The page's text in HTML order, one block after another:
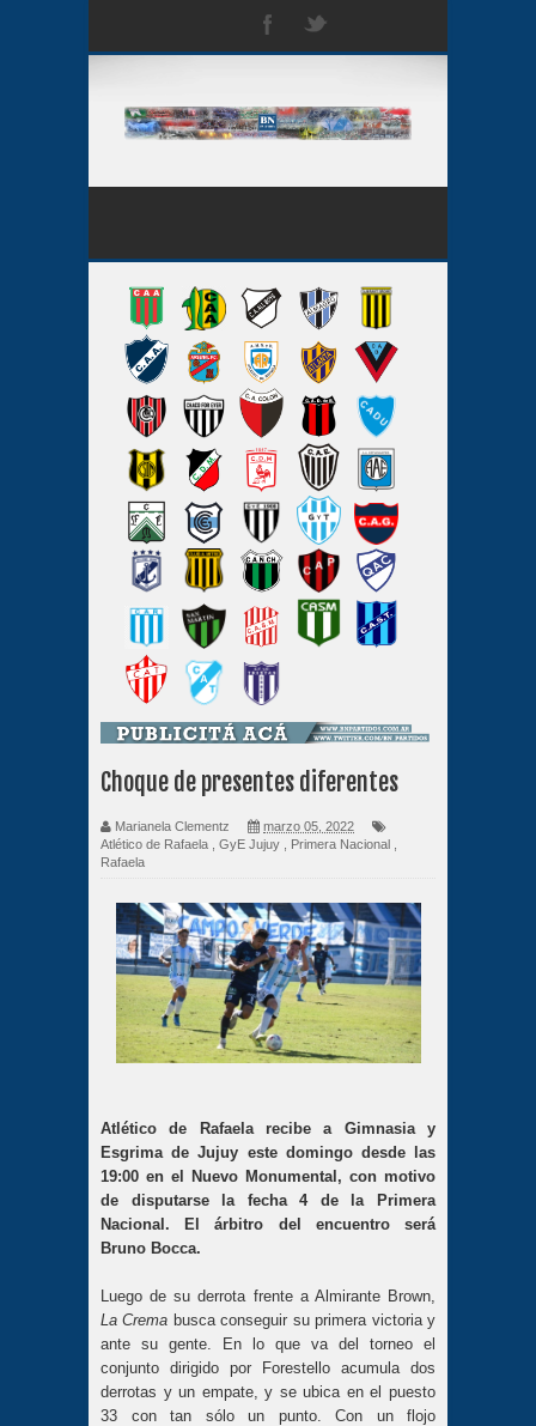
Choque de presentes diferentes
Marianela Clementz
marzo 05, 2022
Atlético de Rafaela
GyE Jujuy Primera Nacional
Rafaela
Atlético de Rafaela recibe a Gimnasia y
Esgrima de Jujuy este domingo desde las
19:00 en el Nuevo Monumental, con motivo
de disputarse la fecha 4 de la Primera
Nacional. El árbitro del encuentro será
Bruno Bocca.
Luego de su derrota frente a Almirante Brown,
La Crema busca conseguir su primera victoria y
ante su gente. En lo que va del torneo el
conjunto dirigido por Forestello acumula dos
derrotas y un empate, y se ubica en el puesto
33 con tan sólo un punto. Con un flojo